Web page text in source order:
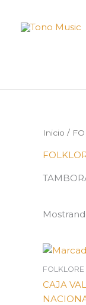
contenido
Inicio /
FOLKLORE
CAJA